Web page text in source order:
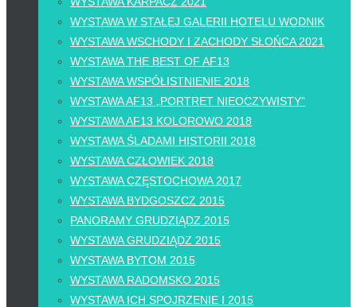
WYSTAWA W STAŁEJ GALERII HOTELU WODNIK
WYSTAWA WSCHODY I ZACHODY SŁOŃCA 2021
WYSTAWA THE BEST OF AF13
WYSTAWA WSPÓŁISTNIENIE 2018
WYSTAWA AF13 „PORTRET NIEOCZYWISTY”
WYSTAWA AF13 KOLOROWO 2018
WYSTAWA ŚLADAMI HISTORII 2018
WYSTAWA CZŁOWIEK 2018
WYSTAWA CZĘSTOCHOWA 2017
WYSTAWA BYDGOSZCZ 2015
PANORAMY GRUDZIĄDZ 2015
WYSTAWA GRUDZIĄDZ 2015
WYSTAWA BYTOM 2015
WYSTAWA RADOMSKO 2015
WYSTAWA ICH SPOJRZENIE I 2015